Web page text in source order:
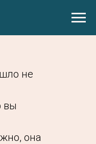
не
вы
она